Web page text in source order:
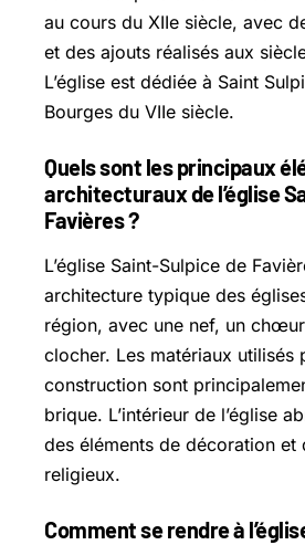
au cours du XIIe siècle, avec
et des ajouts réalisés aux
L’église est dédiée à Saint
Bourges du VIIe siècle.
Quels sont les principaux
architecturaux de l’église
Favières ?
L’église Saint-Sulpice de
architecture typique des
région, avec une nef, un
clocher. Les matériaux utilisés
construction sont
brique. L’intérieur de l’église
des éléments de décoration et
religieux.
Comment se rendre à